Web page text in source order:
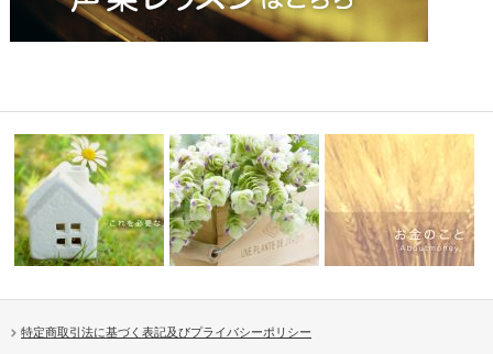
特定商取引法に基づく表記及びプライバシーポリシー